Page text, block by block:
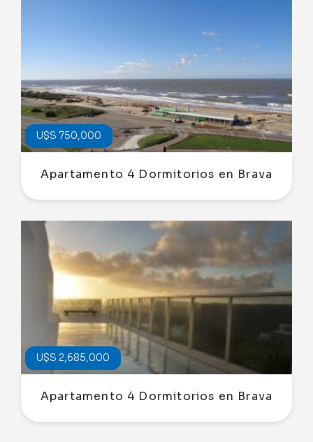
U$S 750,000
Apartamento 4 Dormitorios en Brava
U$S 2,685,000
Apartamento 4 Dormitorios en Brava